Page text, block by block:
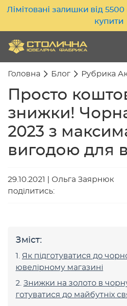
Лімітовані залишки від
купити
Головна Блог Рубрика
Просто
знижки!
2023 з
вигодою для
29.10.2021
Ольга Заярнюк
поділитись:
Зміст:
Як підготуватися до
ювелірному магазині
Знижки на золото в
готуватися до майбутніх